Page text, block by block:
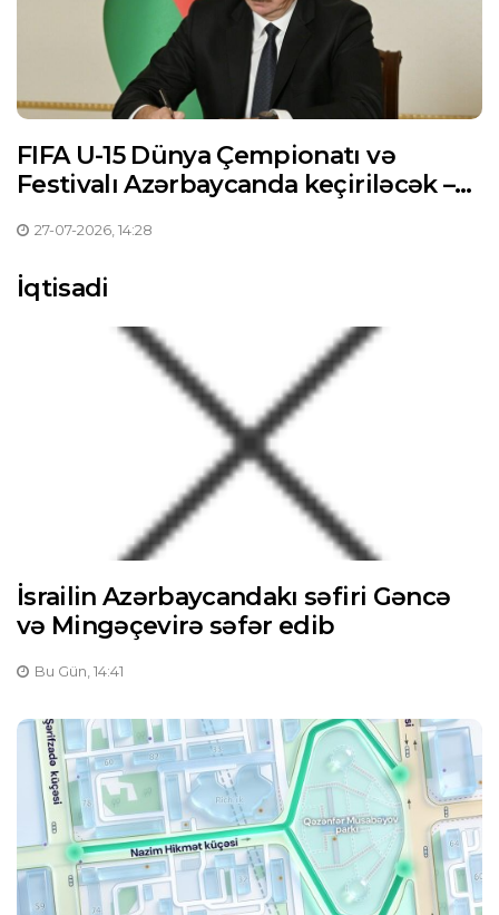
FIFA U-15 Dünya Çempionatı və
Festivalı Azərbaycanda keçiriləcək –
27-07-2026, 14:28
İqtisadi
İsrailin Azərbaycandakı səfiri Gəncə
və Mingəçevirə səfər edib
Bu Gün, 14:41